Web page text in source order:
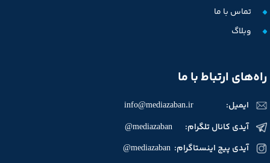
تماس با ما
وبلاگ
راه‌های ارتباط با ما
ایمیل: info@mediazaban.ir
آیدی کانال تلگرام: mediazaban@
آیدی پیج اینستاگرام: mediazaban@